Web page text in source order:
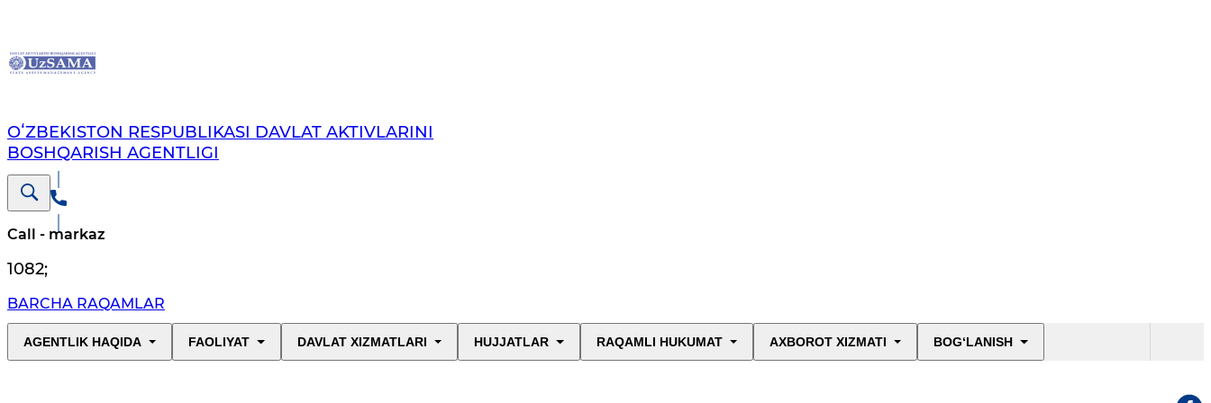
OʻZBEKISTON RESPUBLIKASI DAVLAT AKTIVLARINI
BOSHQARISH AGENTLIGI
Call - markaz
1082;
BARCHA RAQAMLAR
AGENTLIK HAQIDA FAOLIYAT DAVLAT XIZMATLARI HUJJATLAR RAQAMLI HUKUMAT AXBOROT XIZMATI BOG‘LANISH